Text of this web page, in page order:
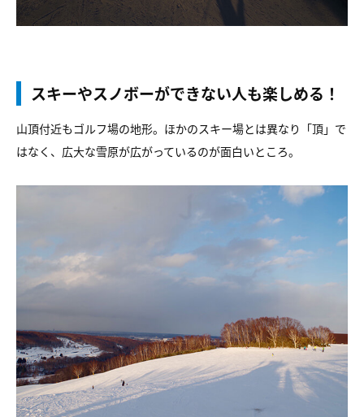
スキーやスノボーができない人も楽しめる！
山頂付近もゴルフ場の地形。ほかのスキー場とは異なり「頂」で
はなく、広大な雪原が広がっているのが面白いところ。